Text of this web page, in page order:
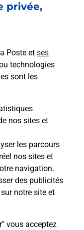
privée,
Poste et ses
technologies
sont les
nos sites et
les parcours
nos sites et
navigation.
des publicités
notre site et
vous acceptez
avec
que